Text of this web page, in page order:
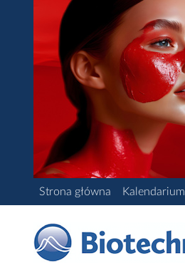
Strona główna Kalendarium